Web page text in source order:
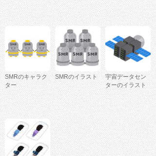
SMRのキャラク
ター
SMRのイラスト
宇宙データセン
ターのイラスト